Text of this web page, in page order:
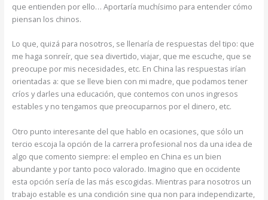
que entienden por ello… Aportaría muchísimo para entender cómo
piensan los chinos.
Lo que, quizá para nosotros, se llenaría de respuestas del tipo: que
me haga sonreír, que sea divertido, viajar, que me escuche, que se
preocupe por mis necesidades, etc. En China las respuestas irían
orientadas a: que se lleve bien con mi madre, que podamos tener
críos y darles una educación, que contemos con unos ingresos
estables y no tengamos que preocuparnos por el dinero, etc.
Otro punto interesante del que hablo en ocasiones, que sólo un
tercio escoja la opción de la carrera profesional nos da una idea de
algo que comento siempre: el empleo en China es un bien
abundante y por tanto poco valorado. Imagino que en occidente
esta opción sería de las más escogidas. Mientras para nosotros un
trabajo estable es una condición sine qua non para independizarte,